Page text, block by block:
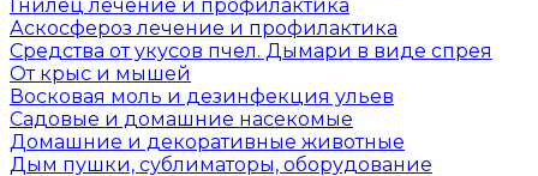
Гнилец лечение и профилактика
Аскосфероз лечение и профилактика
Средства от укусов пчел. Дымари в виде спрея
От крыс и мышей
Восковая моль и дезинфекция ульев
Садовые и домашние насекомые
Домашние и декоративные животные
Дым пушки, сублиматоры, оборудование